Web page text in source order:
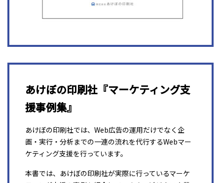
あけぼの印刷社『マーケティング支
援事例集』
あけぼの印刷社では、Web広告の運用だけでなく企
画・実行・分析までの一連の流れを代行するWebマー
ケティング支援を行っています。
本書では、あけぼの印刷社が実際に行っているマーケ